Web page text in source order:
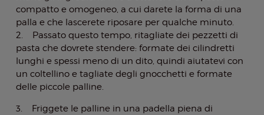
compatto e omogeneo, a cui darete la forma di una
palla e che lascerete riposare per qualche minuto.
2. Passato questo tempo, ritagliate dei pezzetti di
pasta che dovrete stendere: formate dei cilindretti
lunghi e spessi meno di un dito, quindi aiutatevi con
un coltellino e tagliate degli gnocchetti e formate
delle piccole palline.
3. Friggete le palline in una padella piena di